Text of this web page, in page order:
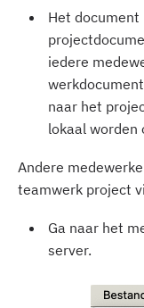
Het document
iedere
naar het
lokaal worden
Andere
teamwerk project
Ga naar het
server.